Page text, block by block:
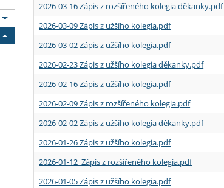
2026-03-16 Zápis z rozšířeného kolegia děkanky.pdf
2026-03-09 Zápis z užšího kolegia.pdf
2026-03-02 Zápis z užšího kolegia.pdf
2026-02-23 Zápis z užšího kolegia děkanky.pdf
2026-02-16 Zápis z užšího kolegia.pdf
2026-02-09 Zápis z rozšířeného kolegia.pdf
2026-02-02 Zápis z užšího kolegia děkanky.pdf
2026-01-26 Zápis z užšího kolegia.pdf
2026-01-12 Zápis z rozšířeného kolegia.pdf
2026-01-05 Zápis z užšího kolegia.pdf